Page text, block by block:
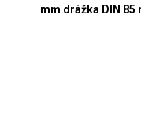
mm drážka DIN 85